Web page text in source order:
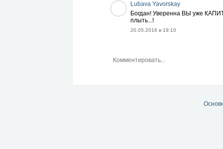
Lubava Yavorskay
Богдан! Уверенна ВЫ уже
плыть...!
20.05.2016 в 19:10